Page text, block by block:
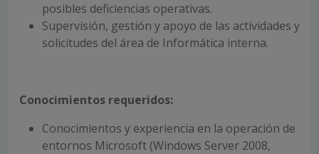
posibles deficiencias operativas.
Supervisión, gestión y apoyo de las actividades y
solicitudes del área de Informática interna.
Conocimientos requeridos:
Conocimientos y experiencia en la operación de
entornos Microsoft (Windows Server 2008,